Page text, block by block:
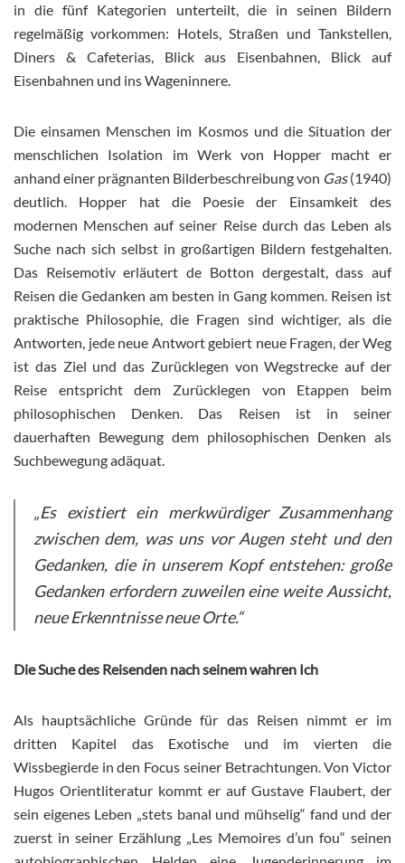
in die fünf Kategorien unterteilt, die in seinen Bildern
regelmäßig vorkommen: Hotels, Straßen und Tankstellen,
Diners & Cafeterias, Blick aus Eisenbahnen, Blick auf
Eisenbahnen und ins Wageninnere.
Die einsamen Menschen im Kosmos und die Situation der
menschlichen Isolation im Werk von Hopper macht er
anhand einer prägnanten Bilderbeschreibung von Gas(1940)
deutlich. Hopper hat die Poesie der Einsamkeit des
modernen Menschen auf seiner Reise durch das Leben als
Suche nach sich selbst in großartigen Bildern festgehalten.
Das Reisemotiv erläutert de Botton dergestalt, dass auf
Reisen die Gedanken am besten in Gang kommen. Reisen ist
praktische Philosophie, die Fragen sind wichtiger, als die
Antworten, jede neue Antwort gebiert neue Fragen, der Weg
ist das Ziel und das Zurücklegen von Wegstrecke auf der
Reise entspricht dem Zurücklegen von Etappen beim
philosophischen Denken. Das Reisen ist in seiner
dauerhaften Bewegung dem philosophischen Denken als
Suchbewegung adäquat.
„Es existiert ein merkwürdiger Zusammenhang
zwischen dem, was uns vor Augen steht und den
Gedanken, die in unserem Kopf entstehen: große
Gedanken erfordern zuweilen eine weite Aussicht,
neue Erkenntnisse neue Orte.“
Die Suche des Reisenden nach seinem wahren Ich
Als hauptsächliche Gründe für das Reisen nimmt er im
dritten Kapitel das Exotische und im vierten die
Wissbegierde in den Focus seiner Betrachtungen. Von Victor
Hugos Orientliteratur kommt er auf Gustave Flaubert, der
sein eigenes Leben „stets banal und mühselig“ fand und der
zuerst in seiner Erzählung „Les Memoires d’un fou“ seinen